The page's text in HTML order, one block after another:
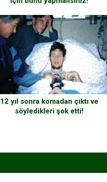
12 yıl sonra komadan çıktı ve
söyledikleri şok etti!